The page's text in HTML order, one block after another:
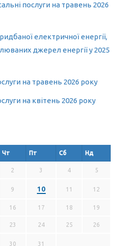
послуги на травень 2026
електричної енергії,
джерел енергії у 2025
на травень 2026 року
на квітень 2026 року
Чт Пт Сб Нд
2 3 4 5
9 10 11 12
16 17 18 19
23 24 25 26
30 31